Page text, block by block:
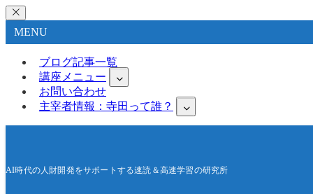
MENU
ブログ記事一覧
講座メニュー
お問い合わせ
主宰者情報：寺田って誰？
AI時代の人財開発をサポートする速読＆高速学習の研究所